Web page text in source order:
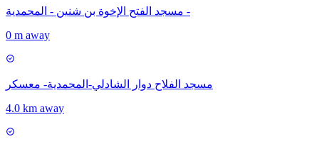
مسجد الفتح الإخوة بن شنين - المحمدية -
0 m away
مسجد الفلاح دوار الشادلي-المحمدية- معسكر
4.0 km away